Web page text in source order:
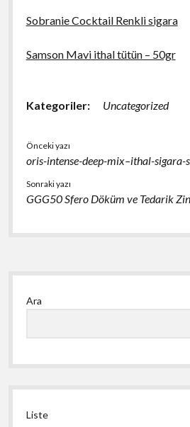
Sobranie Cocktail Renkli sigara
Samson Mavi ithal tütün – 50gr
Kategoriler: Uncategorized
Önceki yazı
oris-intense-deep-mix–ithal-sigara-
Sonraki yazı
GGG50 Sfero Döküm ve Tedarik
Yan
Menü
Ara
Liste